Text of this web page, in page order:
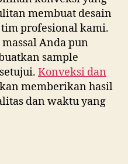
membuat desain
profesional kami.
Anda pun
sample
Konveksi dan
memberikan hasil
dan waktu yang